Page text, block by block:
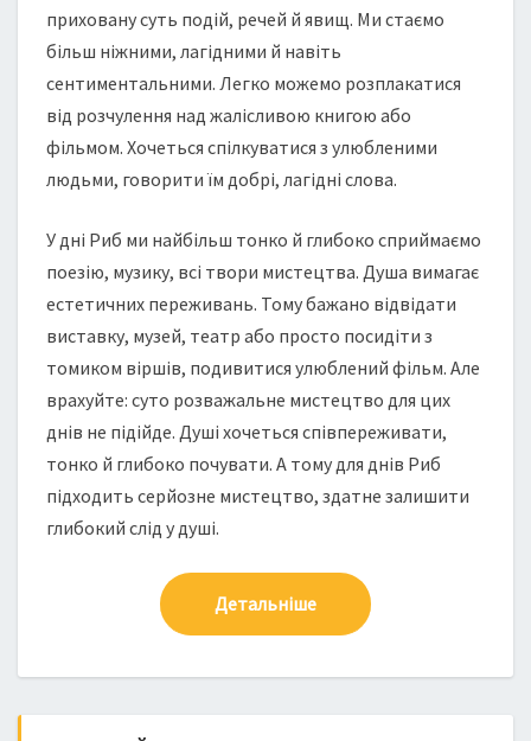
приховану суть подій, речей й явищ. Ми стаємо
більш ніжними, лагідними й навіть
сентиментальними. Легко можемо розплакатися
від розчулення над жалісливою книгою або
фільмом. Хочеться спілкуватися з улюбленими
людьми, говорити їм добрі, лагідні слова.
У дні Риб ми найбільш тонко й глибоко сприймаємо
поезію, музику, всі твори мистецтва. Душа вимагає
естетичних переживань. Тому бажано відвідати
виставку, музей, театр або просто посидіти з
томиком віршів, подивитися улюблений фільм. Але
врахуйте: суто розважальне мистецтво для цих
днів не підійде. Душі хочеться співпереживати,
тонко й глибоко почувати. А тому для днів Риб
підходить серйозне мистецтво, здатне залишити
глибокий слід у душі.
Детальніше